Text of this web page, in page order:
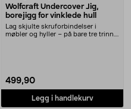
Wolfcraft Undercover Jig,
borejigg for vinklede hull
Lag skjulte skruforbindelser i
møbler og hyller – på bare tre trinn.
499,90
Legg i handlekurv